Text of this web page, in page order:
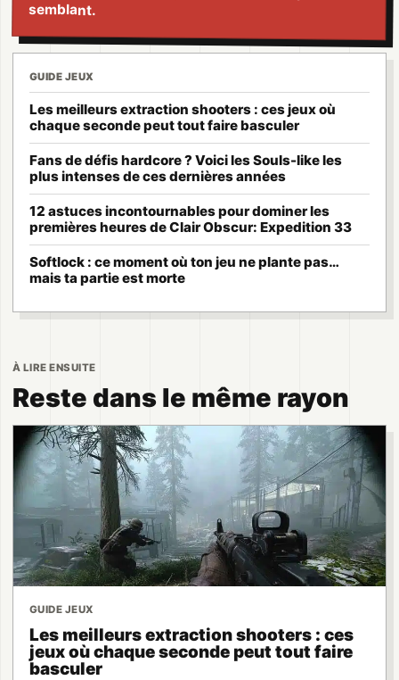
semblant.
GUIDE JEUX
Les meilleurs extraction shooters : ces jeux où
chaque seconde peut tout faire basculer
Fans de défis hardcore ? Voici les Souls-like les
plus intenses de ces dernières années
12 astuces incontournables pour dominer les
premières heures de Clair Obscur: Expedition 33
Softlock : ce moment où ton jeu ne plante pas…
mais ta partie est morte
À LIRE ENSUITE
Reste dans le même rayon
GUIDE JEUX
Les meilleurs extraction shooters : ces
jeux où chaque seconde peut tout faire
basculer